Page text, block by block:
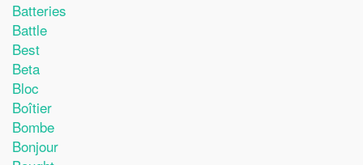
Batteries
Battle
Best
Beta
Bloc
Boîtier
Bombe
Bonjour